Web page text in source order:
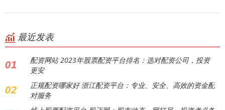
最近发表
01
配资网站 2023年股票配资平台排名：选对配资公司，投资
更安
02
正规配资哪家好 浙江配资平台：专业、安全、高效的资金配
对服务